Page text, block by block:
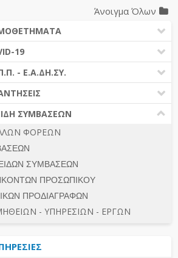
Άνοιγμα Όλων
(Ν. 4412/2016)
(Ν.3463/2006)
2010)
(ΣΥΝΟΛΟ)
19
COVID -19
- Ε.Α.ΔΗ.ΣΥ.
ΣΥΜΜΕΤΟΧΗΣ
ΣΥΜΜΕΤΟΧΗΣ
Α.Ε.Π.Π. - Ε.Α.ΔΗ.ΣΥ.
4412/2016
- ΔΗΜΟΣΙΟΤΗΤΑ
ΔΙΚΑΙΟΥΜΕΝΟΙ ΣΥΜΜΕΤΟΧΗΣ
ΣΥΜΜΕΤΟΧΗΣ
- ΜΕΛΕΤΩΝ
ΣΥΜΒΑΣΕΩΝ
ΦΟΡΕΩΝ
ΣΥΜΒΑΣΕΩΝ
ΠΡΟΣΩΠΙΚΟΥ
ΠΡΟΔΙΑΓΡΑΦΩΝ
- ΥΠΗΡΕΣΙΩΝ - ΕΡΓΩΝ